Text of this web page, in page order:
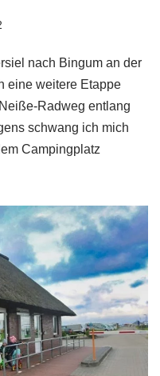
nach Bingum an der
eine weitere Etappe
Radweg entlang
schwang ich mich
Campingplatz